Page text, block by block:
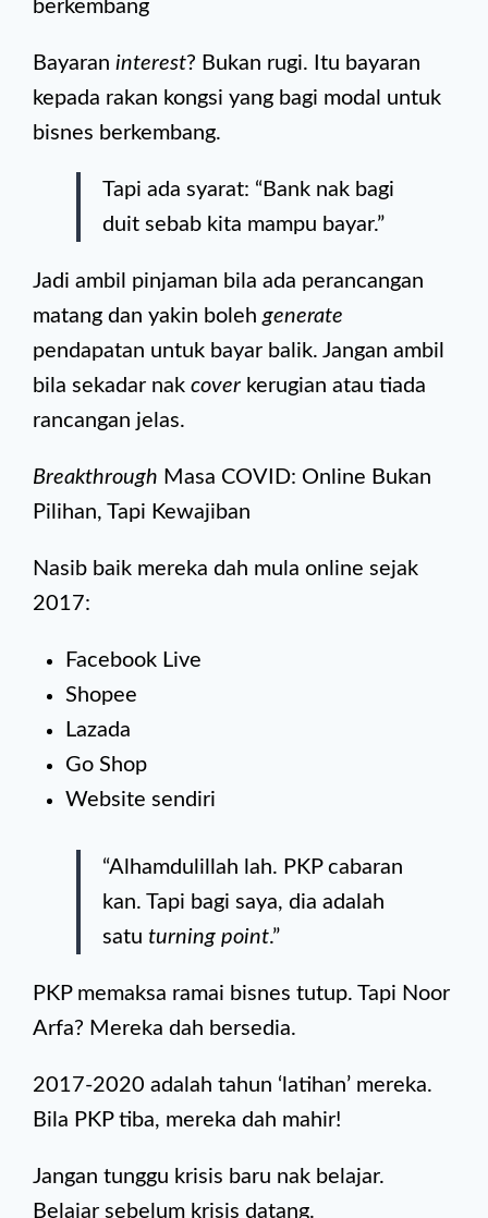
berkembang
Bayaran interest? Bukan rugi. Itu bayaran
kepada rakan kongsi yang bagi modal untuk
bisnes berkembang.
Tapi ada syarat: “Bank nak bagi
duit sebab kita mampu bayar.”
Jadi ambil pinjaman bila ada perancangan
matang dan yakin boleh generate
pendapatan untuk bayar balik. Jangan ambil
bila sekadar nak cover kerugian atau tiada
rancangan jelas.
Breakthrough Masa COVID: Online Bukan
Pilihan, Tapi Kewajiban
Nasib baik mereka dah mula online sejak
2017:
Facebook Live
Shopee
Lazada
Go Shop
Website sendiri
“Alhamdulillah lah. PKP cabaran
kan. Tapi bagi saya, dia adalah
satu turning point.”
PKP memaksa ramai bisnes tutup. Tapi Noor
Arfa? Mereka dah bersedia.
2017-2020 adalah tahun ‘latihan’ mereka.
Bila PKP tiba, mereka dah mahir!
Jangan tunggu krisis baru nak belajar.
Belajar sebelum krisis datang.